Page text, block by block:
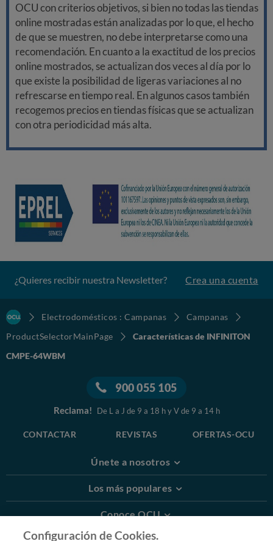
OCU con criterios objetivos, si bien no todas las tiendas
online mostradas están analizadas por lo que, el hecho
de que se muestren, no debe interpretarse como una
recomendación. En cuanto a la exactitud de los precios
online mostrados, se actualizan dos veces al día por lo
que existe la posibilidad de ligeras variaciones al no
refrescarse en tiempo real. En algunos casos también
recogemos precios en tiendas físicas que se actualizan
con otra periodicidad más alta.
¿Quieres recibir nuestra Newsletter? Crea una cuenta
Electrodomésticos : Campanas
Campanas
ProductSelectorMainPage
Características de INFINITON
CMPE-64WBM
900 055 105
Reclama! De L a J de 9 a 18 h y V de 9 a 14 h
CONTACTAR REVISTAS OFERTAS-OCU
Únete a nosotros
Los más populares
Conoce OCU
Configuración de Cookies.